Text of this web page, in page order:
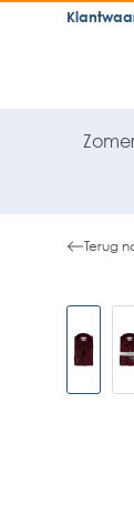
Terug